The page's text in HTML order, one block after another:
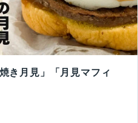
き月見」「月見マフィ